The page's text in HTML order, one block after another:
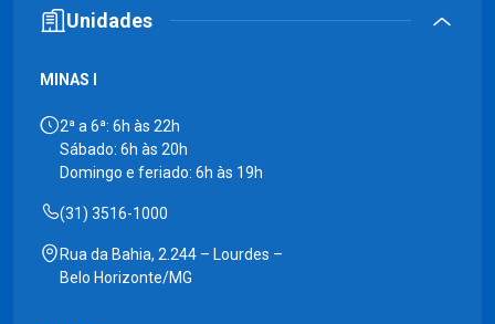
Unidades
MINAS I
2ª a 6ª: 6h às 22h
Sábado: 6h às 20h
Domingo e feriado: 6h às 19h
(31) 3516-1000
Rua da Bahia, 2.244 – Lourdes –
Belo Horizonte/MG